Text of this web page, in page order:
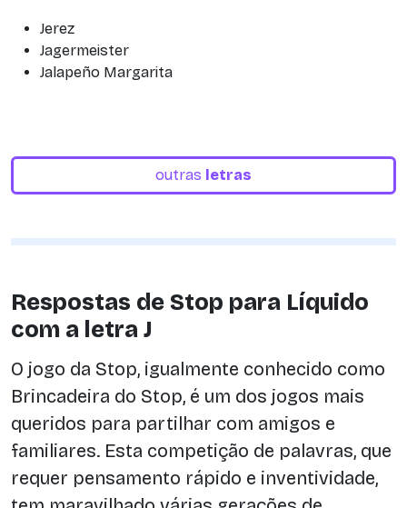
Jerez
Jagermeister
Jalapeño Margarita
outras letras
Respostas de Stop para Líquido
com a letra J
O jogo da Stop, igualmente conhecido como
Brincadeira do Stop, é um dos jogos mais
queridos para partilhar com amigos e
familiares. Esta competição de palavras, que
requer pensamento rápido e inventividade,